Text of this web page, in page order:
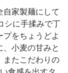
自家製麺にして
シに手揉みで丁
をちょうどよ
、小麦の甘みと
またこだわりの